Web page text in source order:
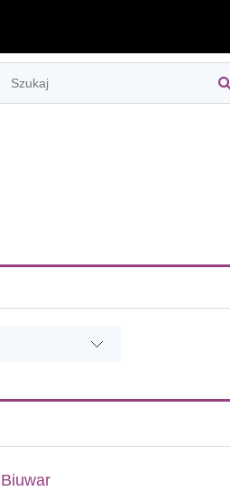
Biuwar